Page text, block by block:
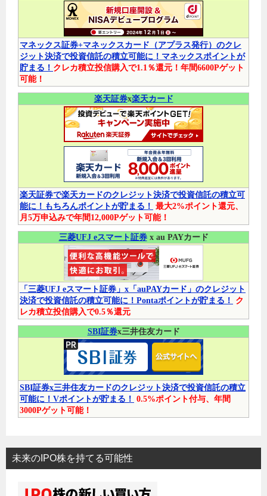
マネックス証券+マネックスカード（アプラス発行）のクレ
ジット決済で投資信託の積立可能に！マネックスポイントが
貯まる！ クレカ積立投信購入で1.1％還元！年間6600Pゲット
可能！
楽天証券x楽天カード
楽天証券で楽天カードのクレジット決済で投資信託の積立可
能に！もちろんポイントが貯まる！ 最大2%ポイント還元、
月5万申込みで年間12,000Pゲット可能！
三菱UFJ eスマート証券x au PAYカード
「三菱UFJ eスマート証券」x「auPAYカード」のクレジット
決済で投資信託の積立可能に！Pontaポイントが貯まる！
ク
レカ積立投信購入で0.5％還元
SBI証券x三井住友カード
SBI証券x三井住友カードのクレジット決済で投資信託の積立
可能に！Vポイントが貯まる！ 0.5%ポイント付与、年間
3000Pゲット可能！
未来のIPO株を持てる可能性